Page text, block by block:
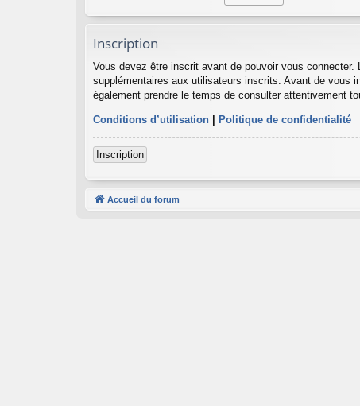
Inscription
Vous devez être inscrit avant de pouvoir vous
supplémentaires aux utilisateurs inscrits. Avant de vous
également prendre le temps de consulter attentivement
Conditions d’utilisation | Politique de confidentialité
Inscription
Accueil du forum